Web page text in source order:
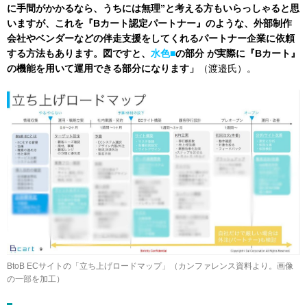
に手間がかかるなら、うちには無理”と考える方もいらっしゃると思
いますが、これを『Bカート認定パートナー』のような、外部制作
会社やベンダーなどの伴走支援をしてくれるパートナー企業に依頼
する方法もあります。図ですと、 水色■の部分 が実際に『Bカート』
の機能を用いて運用できる部分になります」
（渡邉氏）。
BtoB ECサイトの「立ち上げロードマップ」（カンファレンス資料より。画像
の一部を加工）